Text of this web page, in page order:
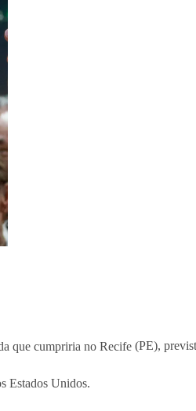
que cumpriria no Recife (PE),
Estados Unidos.